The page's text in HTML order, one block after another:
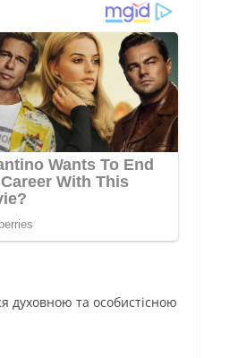
духовною та особистісною